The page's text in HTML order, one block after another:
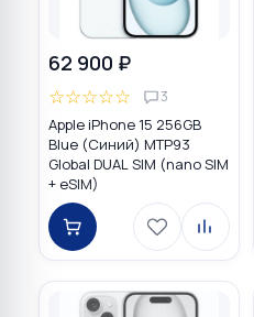
62 900 ₽
☆☆☆☆☆ 3
Apple iPhone 15 256GB
Blue (Синий) MTP93
Global DUAL SIM (nano SIM
+ eSIM)